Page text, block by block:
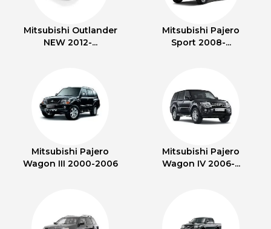
Mitsubishi Outlander
NEW 2012-...
Mitsubishi Pajero
Sport 2008-...
Mitsubishi Pajero
Wagon III 2000-2006
Mitsubishi Pajero
Wagon IV 2006-...